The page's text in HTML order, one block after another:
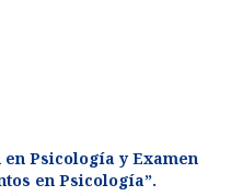
Psicología y Examen
en Psicología”.